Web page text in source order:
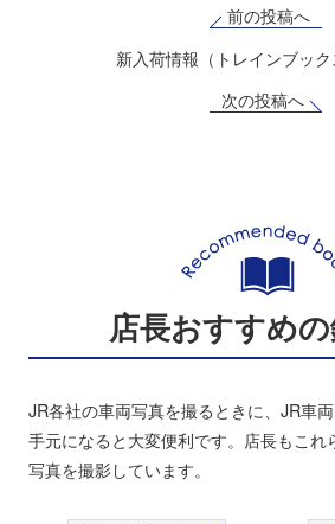
前の投稿へ
新入荷情報（トレインブッ
次の投稿へ
店長おすすめ
JR各社の車両写真を撮るときに、JR車
手元になると大変便利です。店長もこれ
写真を撮影しています。